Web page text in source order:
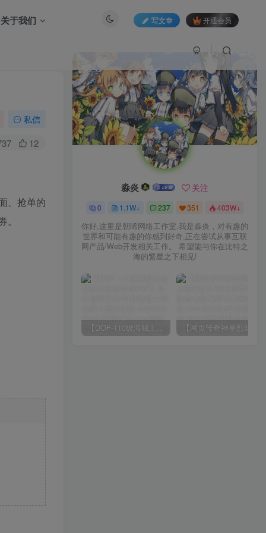
关于我们 写文章 开通会员
私信
12
、抢单的
淼炎 关注
0 1.1W+ 237 351 403W+
你好,这里是朝晞网络工作室,我是淼炎，对有趣的
世界和可能有趣的你感到好奇,正在尝试从事互联
网产品/Web开发相关工作。 希望能与你在比特之
海的繁星之下相见!
【DOF-110级海贼王超变四大陆全职业PVF】站长推荐经典3D冒险格斗闯关西方魔幻端游-2024年8月8日最新打包Linux服务端源码视频架设教程-等级补丁-配套完整客户端！